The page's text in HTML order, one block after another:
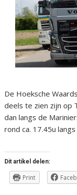
De Hoeksche
deels te zien zijn op
dan langs de
rond ca. 17.45u
Dit artikel delen:
Print